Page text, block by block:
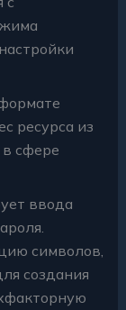
ресурса из
сфере
ввода
символов,
создания